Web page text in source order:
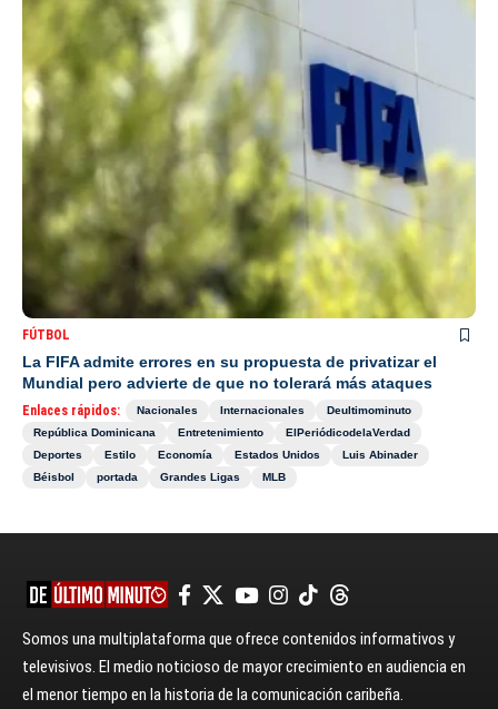
FÚTBOL
La FIFA admite errores en su propuesta de privatizar el
Mundial pero advierte de que no tolerará más ataques
Enlaces rápidos: Nacionales Internacionales
Deultimominuto
República Dominicana
Entretenimiento
ElPeriódicodelaVerdad
Deportes
Estilo Economía Estados Unidos
Luis Abinader
Béisbol
portada Grandes Ligas MLB
Somos una multiplataforma que ofrece contenidos informativos y
televisivos. El medio noticioso de mayor crecimiento en audiencia en
el menor tiempo en la historia de la comunicación caribeña.